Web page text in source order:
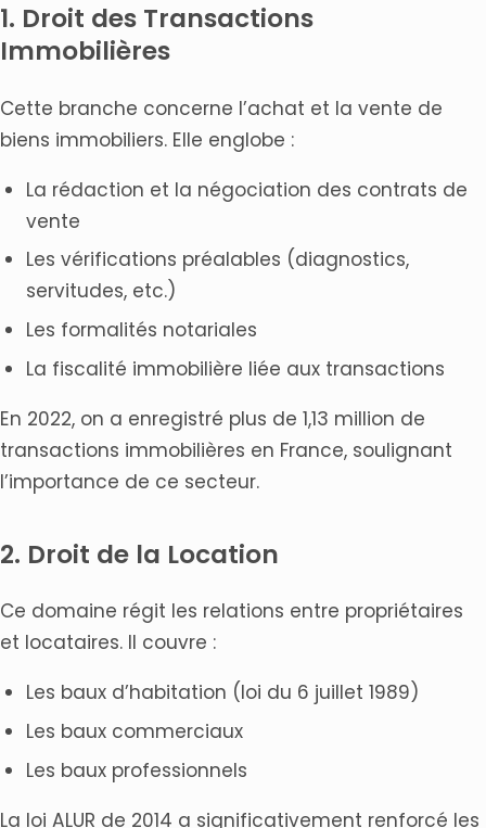
1. Droit des Transactions
Immobilières
Cette branche concerne l’achat et la vente de
biens immobiliers. Elle englobe :
La rédaction et la négociation des contrats de
vente
Les vérifications préalables (diagnostics,
servitudes, etc.)
Les formalités notariales
La fiscalité immobilière liée aux transactions
En 2022, on a enregistré plus de 1,13 million de
transactions immobilières en France, soulignant
l’importance de ce secteur.
2. Droit de la Location
Ce domaine régit les relations entre propriétaires
et locataires. Il couvre :
Les baux d’habitation (loi du 6 juillet 1989)
Les baux commerciaux
Les baux professionnels
La loi ALUR de 2014 a significativement renforcé les